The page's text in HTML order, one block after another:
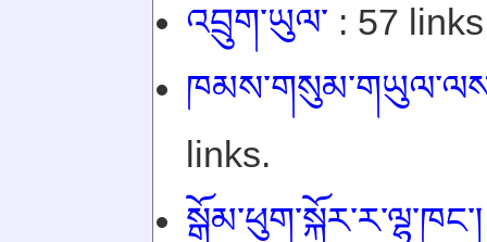
འབྲུག་ཡུལ་ : 57
links.
སྒོམ་ཕུག་སྐོར་ར་ལྷ་ཁང་།